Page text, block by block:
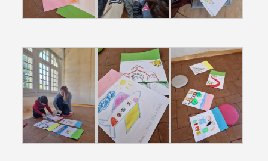
Categorias gerais
Filtros